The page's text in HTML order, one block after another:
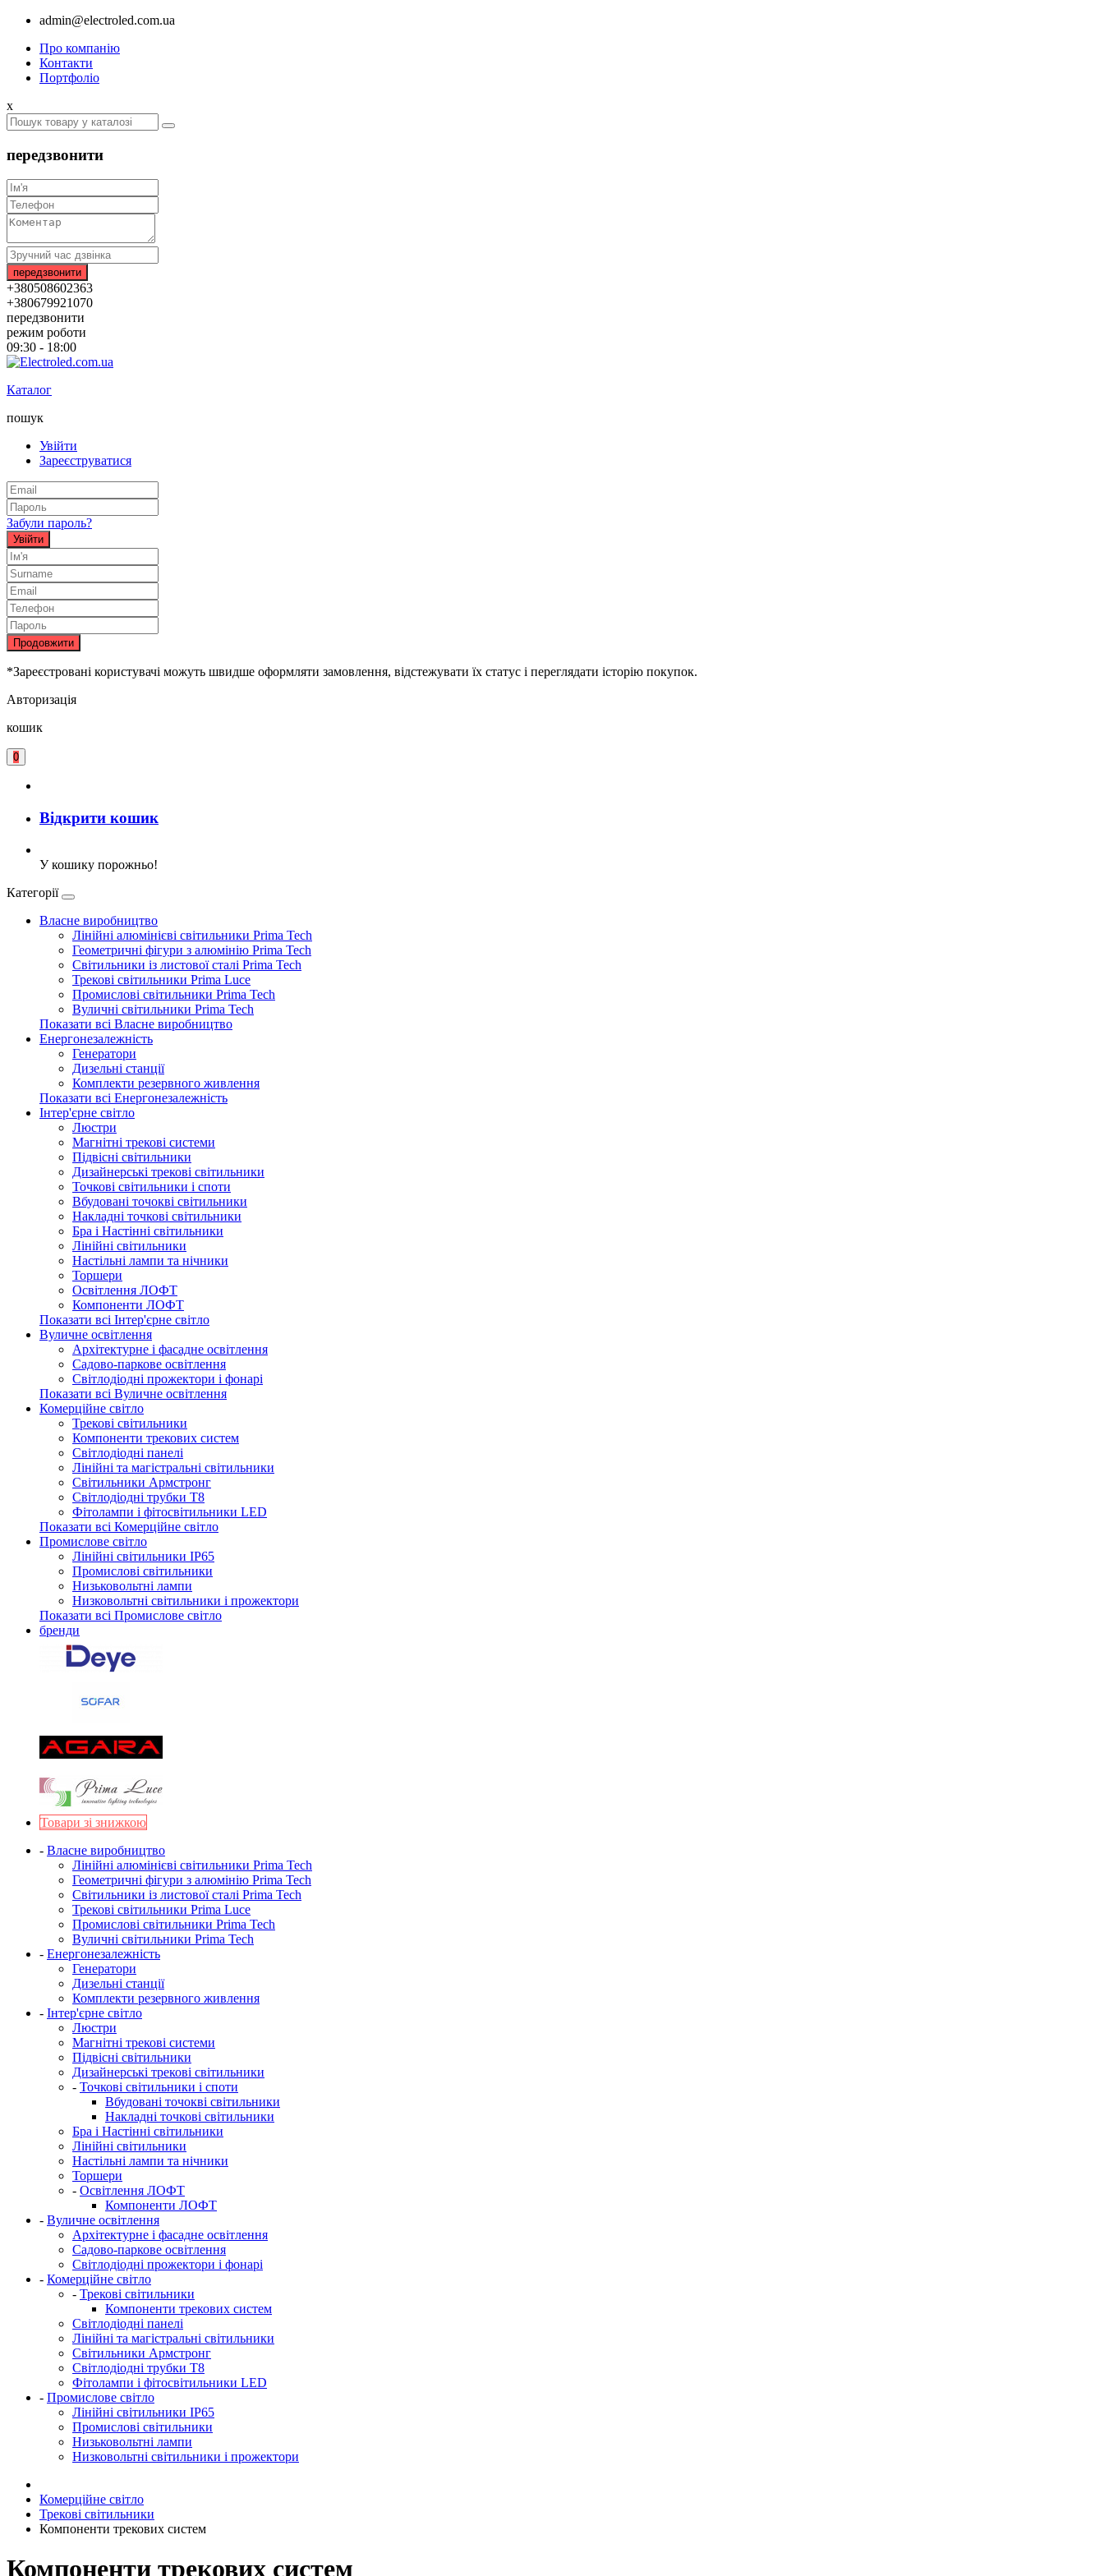
admin@electroled.com.ua
Про компанію
Контакти
Портфоліо
x
передзвонити
+380508602363
+380679921070
передзвонити
режим роботи
09:30 - 18:00
Каталог
пошук
Увійти
Зареєструватися
Забули пароль?
Увійти
Продовжити
*Зареєстровані користувачі можуть швидше оформляти замовлення, відстежувати їх статус і переглядати історію покупок.
Авторизація
кошик
0
Відкрити кошик
У кошику порожньо!
Категорії
Власне виробництво
Лінійні алюмінієві світильники Prima Tech
Геометричні фігури з алюмінію Prima Tech
Світильники із листової сталі Prima Tech
Трекові світильники Prima Luce
Промислові світильники Prima Tech
Вуличні світильники Prima Tech
Показати всі Власне виробництво
Енергонезалежність
Генератори
Дизельні станції
Комплекти резервного живлення
Показати всі Енергонезалежність
Інтер'єрне світло
Люстри
Магнітні трекові системи
Підвісні світильники
Дизайнерські трекові світильники
Точкові світильники і споти
Вбудовані точокві світильники
Накладні точкові світильники
Бра і Настінні світильники
Лінійні світильники
Настільні лампи та нічники
Торшери
Освітлення ЛОФТ
Компоненти ЛОФТ
Показати всі Інтер'єрне світло
Вуличне освітлення
Архітектурне і фасадне освітлення
Садово-паркове освітлення
Світлодіодні прожектори і фонарі
Показати всі Вуличне освітлення
Комерційне світло
Трекові світильники
Компоненти трекових систем
Світлодіодні панелі
Лінійні та магістральні світильники
Світильники Армстронг
Світлодіодні трубки Т8
Фітолампи і фітосвітильники LED
Показати всі Комерційне світло
Промислове світло
Лінійні світильники IP65
Промислові світильники
Низьковольтні лампи
Низковольтні світильники і прожектори
Показати всі Промислове світло
бренди
Товари зі знижкою
- Власне виробництво
Лінійні алюмінієві світильники Prima Tech
Геометричні фігури з алюмінію Prima Tech
Світильники із листової сталі Prima Tech
Трекові світильники Prima Luce
Промислові світильники Prima Tech
Вуличні світильники Prima Tech
- Енергонезалежність
Генератори
Дизельні станції
Комплекти резервного живлення
- Інтер'єрне світло
Люстри
Магнітні трекові системи
Підвісні світильники
Дизайнерські трекові світильники
- Точкові світильники і споти
Вбудовані точокві світильники
Накладні точкові світильники
Бра і Настінні світильники
Лінійні світильники
Настільні лампи та нічники
Торшери
- Освітлення ЛОФТ
Компоненти ЛОФТ
- Вуличне освітлення
Архітектурне і фасадне освітлення
Садово-паркове освітлення
Світлодіодні прожектори і фонарі
- Комерційне світло
- Трекові світильники
Компоненти трекових систем
Світлодіодні панелі
Лінійні та магістральні світильники
Світильники Армстронг
Світлодіодні трубки Т8
Фітолампи і фітосвітильники LED
- Промислове світло
Лінійні світильники IP65
Промислові світильники
Низьковольтні лампи
Низковольтні світильники і прожектори
Комерційне світло
Трекові світильники
Компоненти трекових систем
Компоненти трекових систем